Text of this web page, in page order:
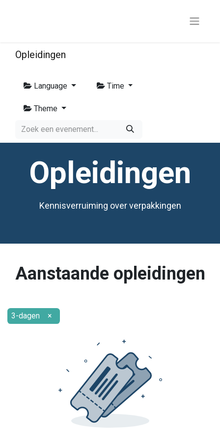
Opleidingen
Language Time
Theme
Opleidingen
Kennisverruiming over verpakkingen
Aanstaande opleidingen
3-dagen ×